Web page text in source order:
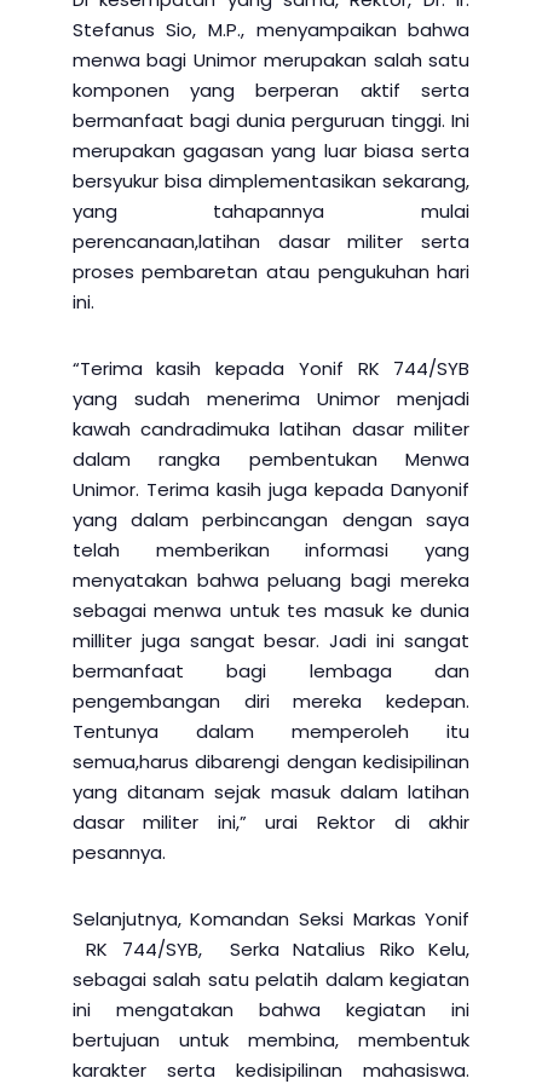
Stefanus Sio, M.P., menyampaikan bahwa
menwa bagi Unimor merupakan salah satu
komponen yang berperan aktif serta
bermanfaat bagi dunia perguruan tinggi. Ini
merupakan gagasan yang luar biasa serta
bersyukur bisa dimplementasikan sekarang,
yang tahapannya mulai
perencanaan,latihan dasar militer serta
proses pembaretan atau pengukuhan hari
ini.
“Terima kasih kepada Yonif RK 744/SYB
yang sudah menerima Unimor menjadi
kawah candradimuka latihan dasar militer
dalam rangka pembentukan Menwa
Unimor. Terima kasih juga kepada Danyonif
yang dalam perbincangan dengan saya
telah memberikan informasi yang
menyatakan bahwa peluang bagi mereka
sebagai menwa untuk tes masuk ke dunia
milliter juga sangat besar. Jadi ini sangat
bermanfaat bagi lembaga dan
pengembangan diri mereka kedepan.
Tentunya dalam memperoleh itu
semua,harus dibarengi dengan kedisipilinan
yang ditanam sejak masuk dalam latihan
dasar militer ini,” urai Rektor di akhir
pesannya.
Selanjutnya, Komandan Seksi Markas Yonif
RK 744/SYB, Serka Natalius Riko Kelu,
sebagai salah satu pelatih dalam kegiatan
ini mengatakan bahwa kegiatan ini
bertujuan untuk membina, membentuk
karakter serta kedisipilinan mahasiswa.